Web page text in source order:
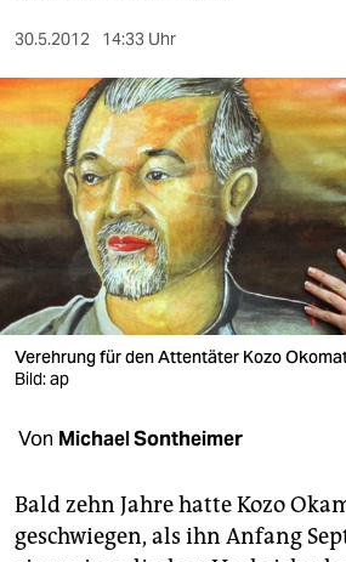
kultur
sport
berlin
nord
wahrheit
verlag
verlag
shop
fragen & hilfe
unterstützen
30.5.2012 14:33 Uhr
Verehrung für den Attentäter Kozo
Bild: ap
Von Michael Sontheimer
Bald zehn Jahre hatte Kozo
geschwiegen, als ihn Anfang